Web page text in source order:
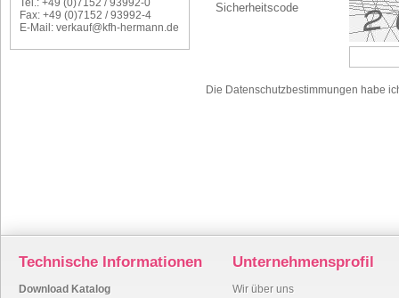
Sicherheitscode
Die Datenschutzbestimmungen habe
Tel.: +49 (0)7152 / 93992-0
Fax: +49 (0)7152 / 93992-4
E-Mail: verkauf@kfh-hermann.de
Technische Informationen
Download Katalog
Unternehmensprofil
Wir über uns